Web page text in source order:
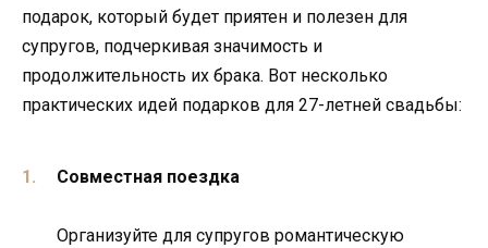
подарок, который будет приятен и полезен для
супругов, подчеркивая значимость и
продолжительность их брака. Вот несколько
практических идей подарков для 27-летней свадьбы:
Совместная поездка
Организуйте для супругов романтическую